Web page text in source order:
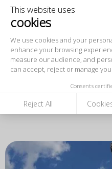
This website uses
cookies
We use cookies and your
enhance your browsing
measure our audience, and
can accept, reject or manage
Consents
Reject All
庆祝身份解放的经典电影
这些露天放映将以英文配
展览。欲了解更多关于这
们关于巴黎露天电影的页
季活动！